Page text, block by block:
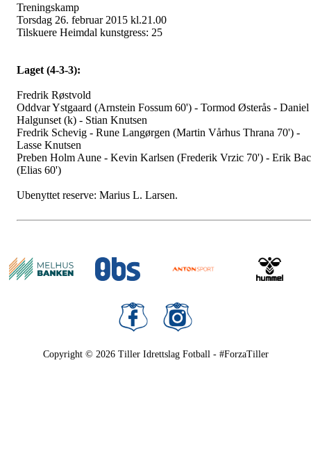
Treningskamp
Torsdag 26. februar 2015 kl.21.00
Tilskuere Heimdal kunstgress: 25
Laget (4-3-3):
Fredrik Røstvold
Oddvar Ystgaard (Arnstein Fossum 60') - Tormod Østerås - Daniel
Halgunset (k) - Stian Knutsen
Fredrik Schevig - Rune Langørgen (Martin Vårhus Thrana 70') -
Lasse Knutsen
Preben Holm Aune - Kevin Karlsen (Frederik Vrzic 70') - Erik
(Elias 60')
Ubenyttet reserve: Marius L. Larsen.
Copyright © 2026 Tiller Idrettslag Fotball - #ForzaTiller